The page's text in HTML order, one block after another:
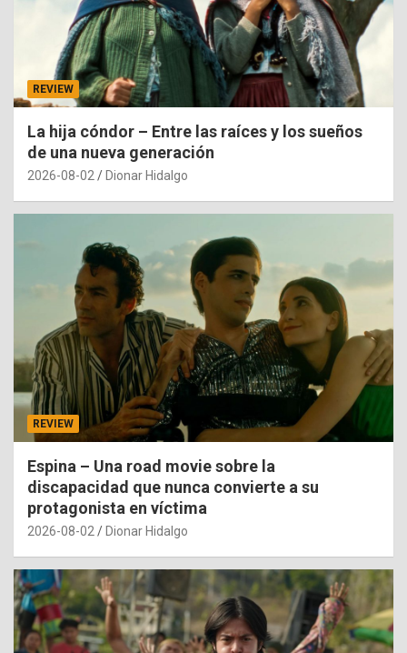
REVIEW
La hija cóndor – Entre las raíces y los sueños
de una nueva generación
2026-08-02 Dionar Hidalgo
REVIEW
Espina – Una road movie sobre la
discapacidad que nunca convierte a su
protagonista en víctima
2026-08-02 Dionar Hidalgo